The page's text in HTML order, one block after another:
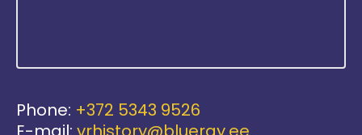
Phone: +372 5343 9526